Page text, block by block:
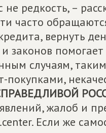
редкость, –
часто
вернуть
законов
случаям,
покупками,
жалоб и
Если же